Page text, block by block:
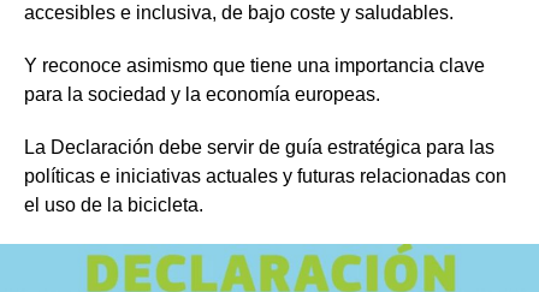
accesibles e inclusiva, de bajo coste y saludables.
Y reconoce asimismo que tiene una importancia clave
para la sociedad y la economía europeas.
La Declaración debe servir de guía estratégica para las
políticas e iniciativas actuales y futuras relacionadas con
el uso de la bicicleta.